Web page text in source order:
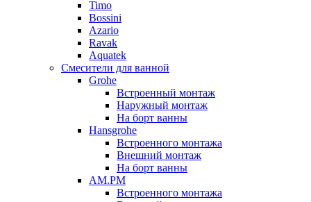
Timo
Bossini
Azario
Ravak
Aquatek
Смесители для ванной
Grohe
Встроенный монтаж
Наружный монтаж
На борт ванны
Hansgrohe
Встроенного монтажа
Внешний монтаж
На борт ванны
AM.PM
Встроенного монтажа